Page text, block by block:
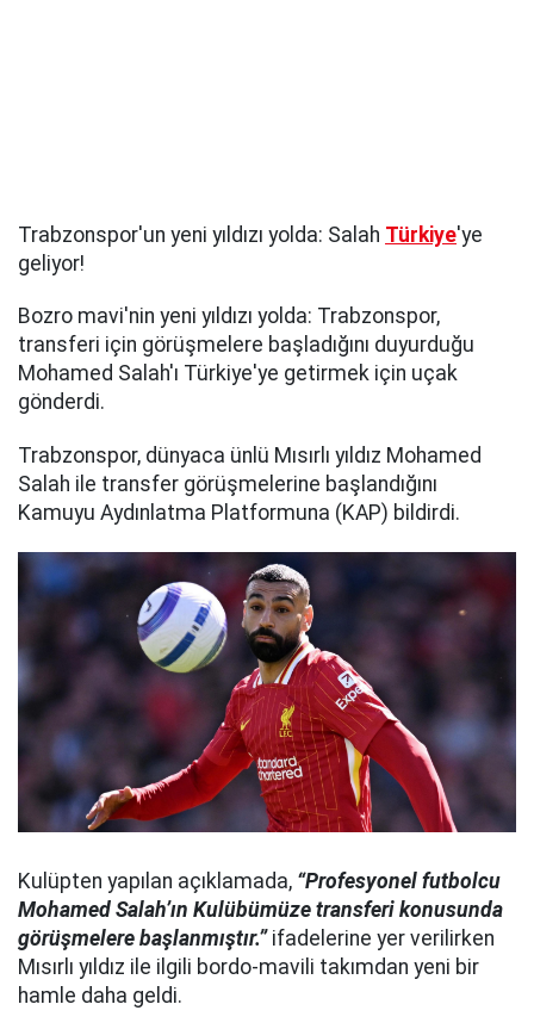
Trabzonspor'un yeni yıldızı yolda: Salah Türkiye'ye
geliyor!
Bozro mavi'nin yeni yıldızı yolda: Trabzonspor,
transferi için görüşmelere başladığını duyurduğu
Mohamed Salah'ı Türkiye'ye getirmek için uçak
gönderdi.
Trabzonspor, dünyaca ünlü Mısırlı yıldız Mohamed
Salah ile transfer görüşmelerine başlandığını
Kamuyu Aydınlatma Platformuna (KAP) bildirdi.
Kulüpten yapılan açıklamada, “Profesyonel futbolcu
Mohamed Salah’ın Kulübümüze transferi konusunda
görüşmelere başlanmıştır.”ifadelerine yer verilirken
Mısırlı yıldız ile ilgili bordo-mavili takımdan yeni bir
hamle daha geldi.